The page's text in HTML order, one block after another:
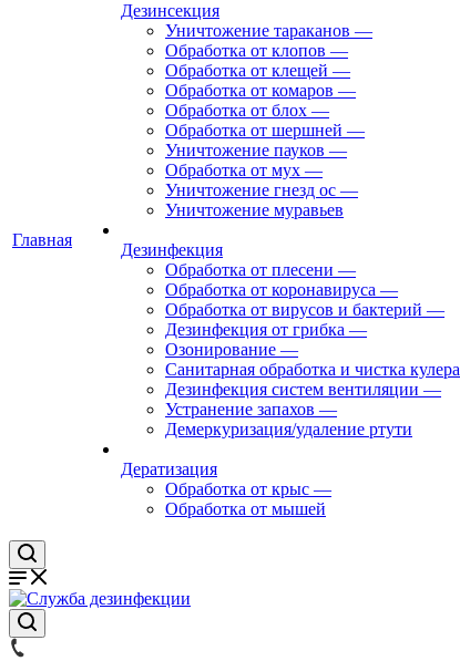
Главная
Дезинсекция
Уничтожение тараканов —
Обработка от клопов —
Обработка от клещей —
Обработка от комаров —
Обработка от блох —
Обработка от шершней —
Уничтожение пауков —
Обработка от мух —
Уничтожение гнезд ос —
Уничтожение муравьев
Дезинфекция
Обработка от плесени —
Обработка от коронавируса —
Обработка от вирусов и бактерий —
Дезинфекция от грибка —
Озонирование —
Санитарная обработка и чистка кулера
Дезинфекция систем вентиляции —
Устранение запахов —
Демеркуризация/удаление ртути
Дератизация
Обработка от крыс —
Обработка от мышей